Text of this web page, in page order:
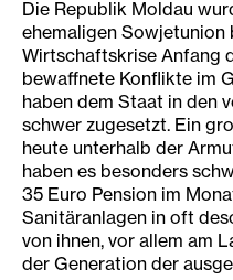
ehemaligen Sowjetunion
Wirtschaftskrise Anfang
bewaffnete Konflikte im
haben dem Staat in den
schwer zugesetzt. Ein
heute unterhalb der
haben es besonders
35 Euro Pension im
Sanitäranlagen in oft
von ihnen, vor allem am
der Generation der
die dörflichen sozialen